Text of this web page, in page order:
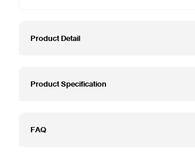
Product Detail
Product Specification
FAQ